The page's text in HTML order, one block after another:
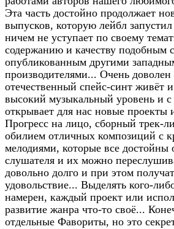
Эта часть достойно продолжает
выпусков, которую лейбл
ничем не уступает по своему
содержанию и качеству подобным
опубликованным другими
производителями... Очень
отечественный спейс-синт живёт
высокий музыкальный уровень и
открывает для нас новые проекты
Прогресс на лицо, сборный трек-
обилием отличных композиций с
мелодиями, которые все достойны
слушателя и их можно
довольно долго и при этом
удовольствие... Выделять кого-
намерен, каждый проект или
развитие жанра что-то своё...
отдельные Фавориты, но это